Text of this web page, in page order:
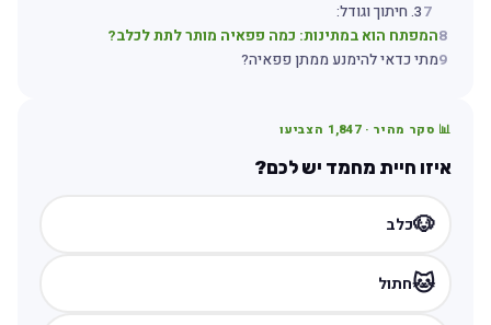
73. חיתוך וגודל:
8המפתח הוא במתינות: כמה פפאיה מותר לתת לכלב?
9מתי כדאי להימנע ממתן פפאיה?
📊 סקר מהיר · 1,847הצביעו
איזו חיית מחמד יש לכם?
🐶כלב
🐱חתול